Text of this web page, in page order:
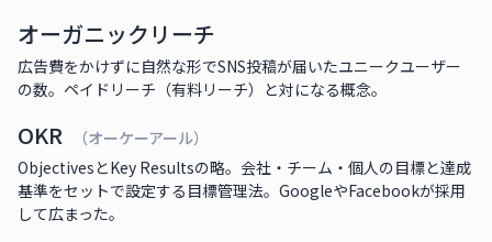
オーガニックリーチ
広告費をかけずに自然な形でSNS投稿が届いたユニークユーザー
の数。ペイドリーチ（有料リーチ）と対になる概念。
OKR
（オーケーアール）
ObjectivesとKey Resultsの略。会社・チーム・個人の目標と達成
基準をセットで設定する目標管理法。GoogleやFacebookが採用
して広まった。